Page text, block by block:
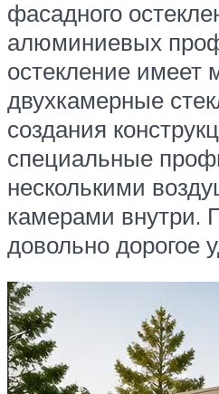
фасадного
алюминиевых
остекление имеет
двухкамерные
создания
специальные
несколькими
камерами внутри.
довольно дорогое